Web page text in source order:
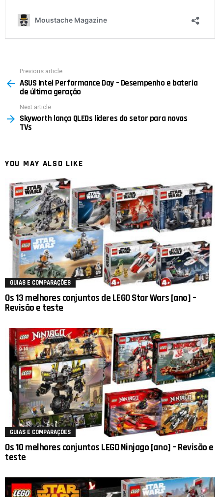
more
Previous article
ASUS Intel Performance Day – Desempenho e bateria
de última geração
Next article
Skyworth lança QLEDs líderes do setor para novas
TVs
YOU MAY ALSO LIKE
GUIAS E COMPARAÇÕES
Os 13 melhores conjuntos de LEGO Star Wars [ano] –
Revisão e teste
GUIAS E COMPARAÇÕES
Os 10 melhores conjuntos LEGO Ninjago [ano] – Revisão e
teste